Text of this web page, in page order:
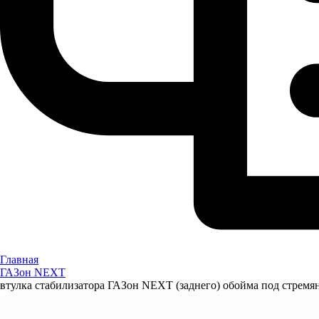
Главная
ГАЗон NEXT
втулка стабилизатора ГАЗон NEXT (заднего) обойма под